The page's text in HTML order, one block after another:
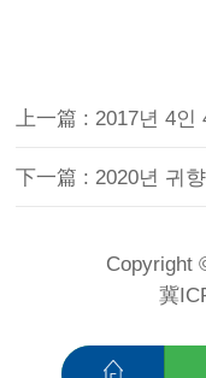
上一篇 : 2017년 4인
下一篇 : 2020년 귀
Copyright
冀
